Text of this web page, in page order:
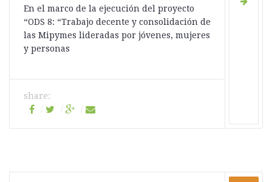
En el marco de la ejecución del proyecto
“ODS 8: “Trabajo decente y consolidación de
las Mipymes lideradas por jóvenes, mujeres
y personas
share: